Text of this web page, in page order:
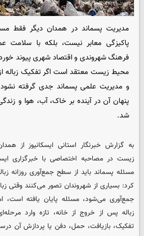
مدیریت پسماند در همدان دیگر فقط
پاکیزگی معابر نیست، بلکه با سلامت
فرهنگ شهروندی و اقتصاد شهری پیوند
محیط زیست معتقد است اگر تفکیک زباله
و مدیریت علمی پسماند جدی گرفته
پنهان آن در آینده بر خاک، آب، هوا و
شد.
به گزارش خبرنگار استانی ایسکانیوز از
زیست در مصاحبه اختصاصی با خبرگزاری
مسئله پسماند باید از سطح جمع‌آوری روزانه
کرد: بسیاری از شهروندان تصور می‌کنند وقتی
جمع‌آوری می‌شود، مسئله پایان یافته است،
زباله پس از خروج از خانه، تازه وارد
تفکیک، بازیافت، حمل، دفن یا پردازش آن